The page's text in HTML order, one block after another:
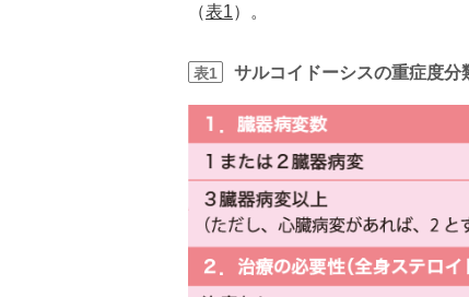
（表1）。
表1 サルコイドーシスの重症度分